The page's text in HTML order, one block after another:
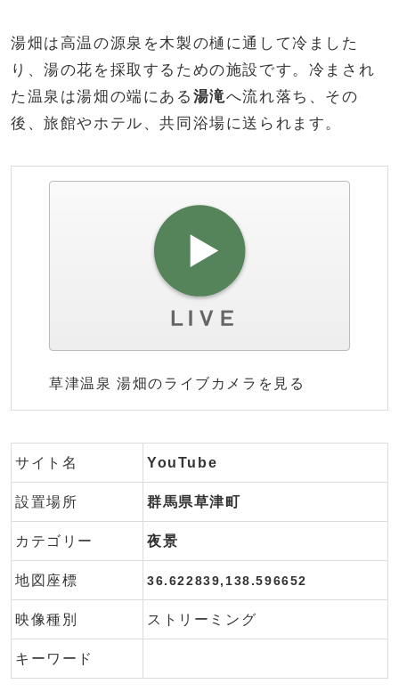
湯畑は高温の源泉を木製の樋に通して冷ました
り、湯の花を採取するための施設です。冷まされ
た温泉は湯畑の端にある 湯滝へ流れ落ち、その
後、旅館やホテル、共同浴場に送られます。
草津温泉 湯畑のライブカメラを見る
サイト名 YouTube
設置場所 群馬県草津町
カテゴリー 夜景
地図座標 36.622839,138.596652
映像種別 ストリーミング
キーワード